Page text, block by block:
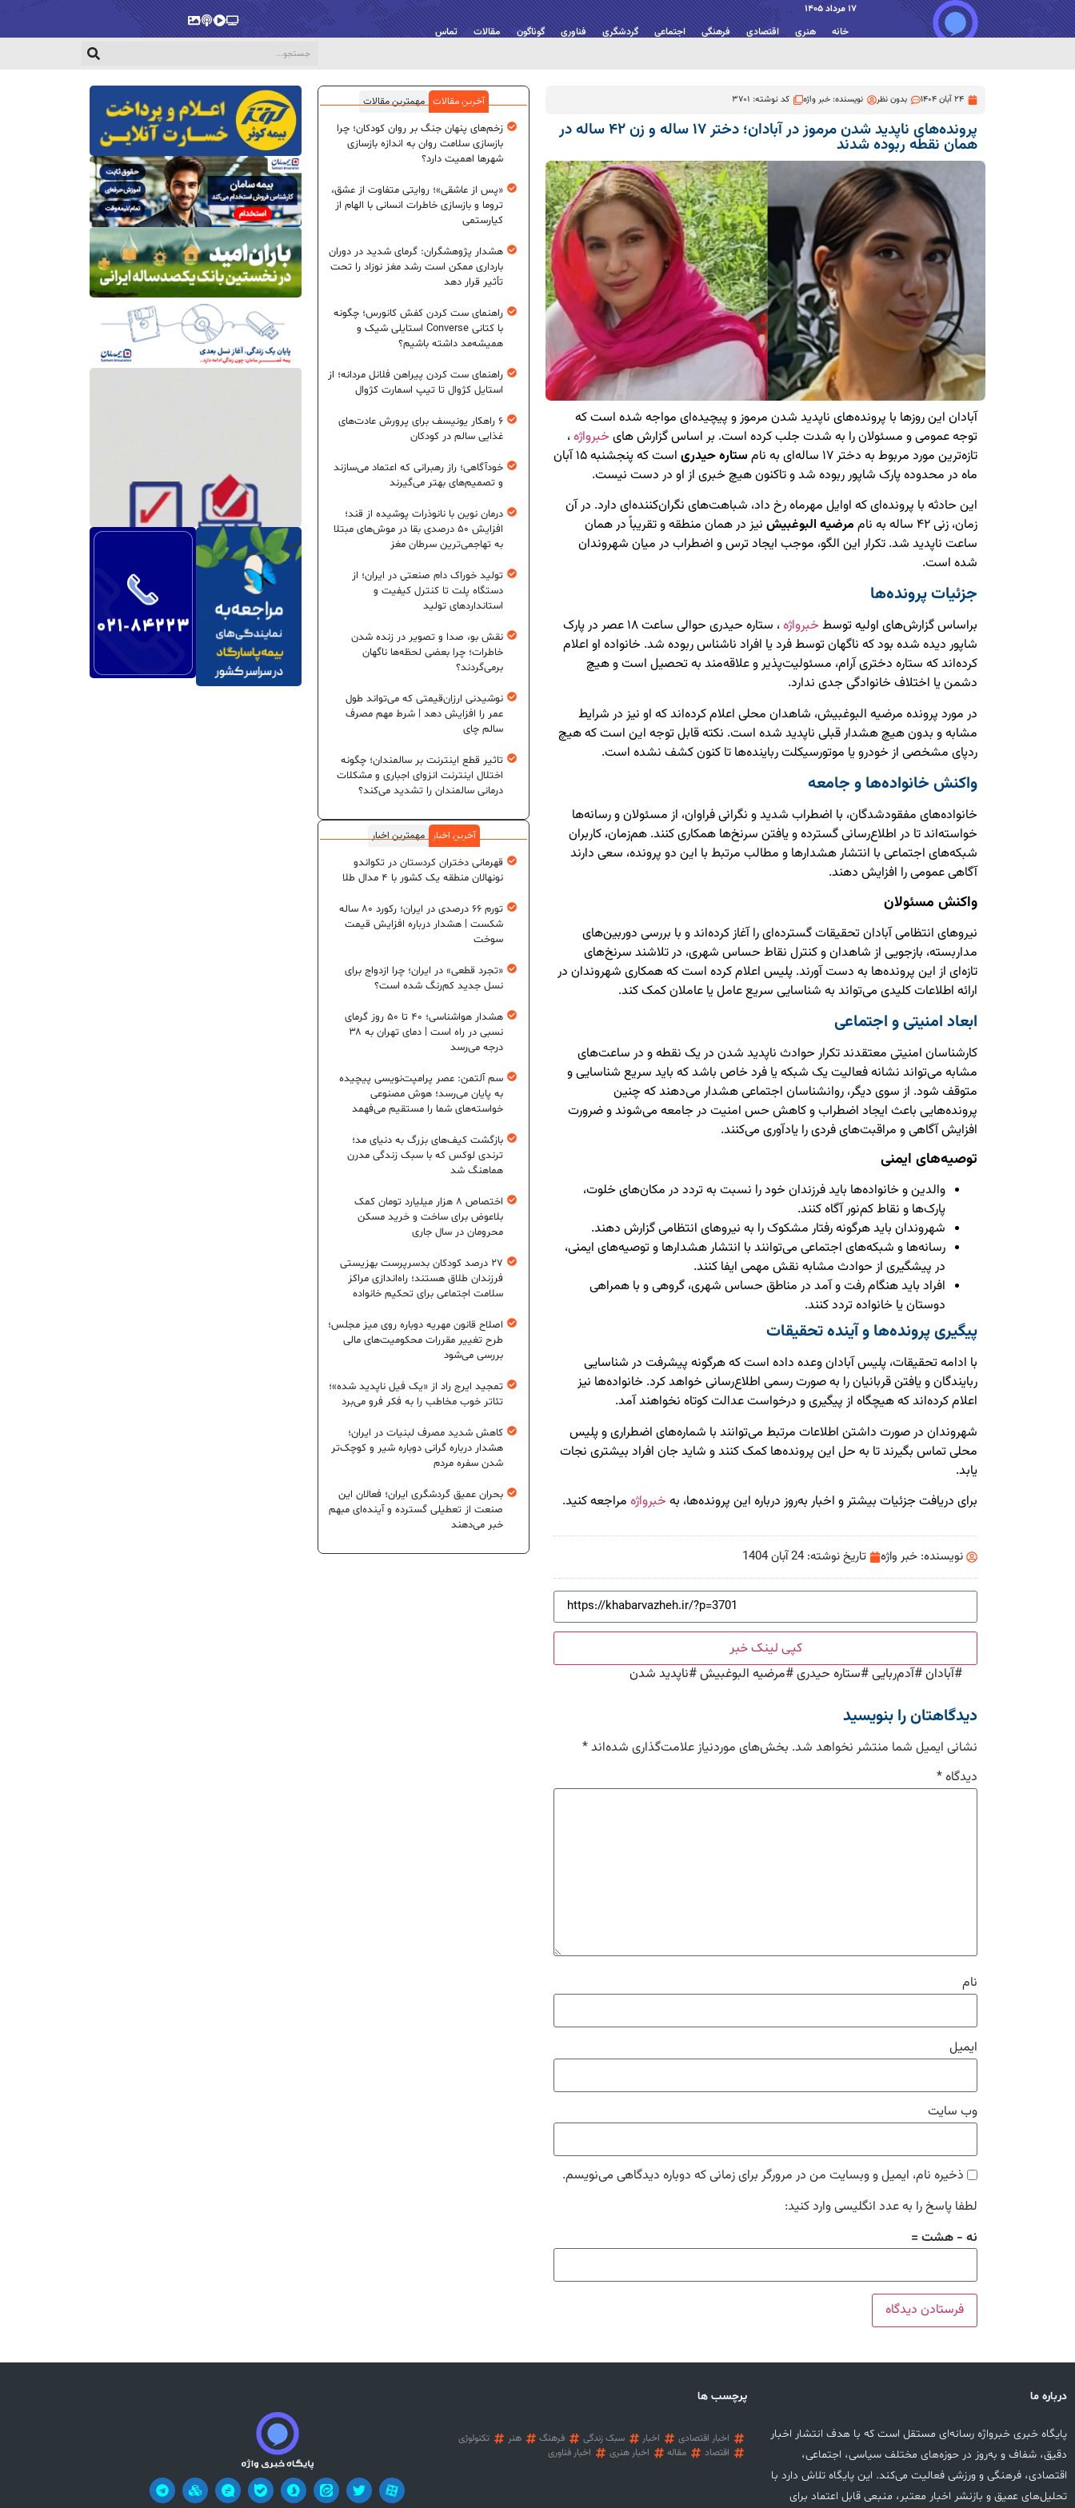
17 مرداد 1405
خانه هنری اقتصادی فرهنگی اجتماعی گردشگری فناوری گوناگون مقالات تماس
پخش‌زندهویدیو
پادکستگالری
24 آبان 1404 بدون نظر نویسنده:خبر واژه کد نوشته: 3701
پرونده‌های ناپدید شدن مرموز در آبادان؛ دختر ۱۷ ساله و زن ۴۲ ساله در
همان نقطه ربوده شدند
آبادان این روزها با پرونده‌های ناپدید شدن مرموز و پیچیده‌ای مواجه شده است که
توجه عمومی و مسئولان را به شدت جلب کرده است. بر اساس گزارش های خبرواژه،
تازه‌ترین مورد مربوط به دختر ۱۷ ساله‌ای به نام
ستاره حیدری
است که پنجشنبه ۱۵ آبان
ماه در محدوده پارک شاپور ربوده شد و تاکنون هیچ خبری از او در دست نیست.
این حادثه با پرونده‌ای که اوایل مهرماه رخ داد، شباهت‌های نگران‌کننده‌ای دارد. در آن
زمان، زنی ۴۲ ساله به نام
مرضیه البوغبیش نیز در همان منطقه و تقریباً در همان
ساعت ناپدید شد. تکرار این الگو، موجب ایجاد ترس و اضطراب در میان شهروندان
شده است.
جزئیات پرونده‌ها
براساس گزارش‌های اولیه توسط خبرواژه
، ستاره حیدری حوالی ساعت ۱۸ عصر در پارک
شاپور دیده شده بود که ناگهان توسط فرد یا افراد ناشناس ربوده شد. خانواده او اعلام
کرده‌اند که ستاره دختری آرام، مسئولیت‌پذیر و علاقه‌مند به تحصیل است و هیچ
دشمن یا اختلاف خانوادگی جدی ندارد.
در مورد پرونده مرضیه البوغبیش، شاهدان محلی اعلام کرده‌اند که او نیز در شرایط
مشابه و بدون هیچ هشدار قبلی ناپدید شده است. نکته قابل توجه این است که هیچ
ردپای مشخصی از خودرو یا موتورسیکلت رباینده‌ها تا کنون کشف نشده است.
واکنش خانواده‌ها و جامعه
خانواده‌های مفقودشدگان، با اضطراب شدید و نگرانی فراوان، از مسئولان و رسانه‌ها
خواسته‌اند تا در اطلاع‌رسانی گسترده و یافتن سرنخ‌ها همکاری کنند. هم‌زمان، کاربران
شبکه‌های اجتماعی با انتشار هشدارها و مطالب مرتبط با این دو پرونده، سعی دارند
آگاهی عمومی را افزایش دهند.
واکنش مسئولان
نیروهای انتظامی آبادان تحقیقات گسترده‌ای را آغاز کرده‌اند و با بررسی دوربین‌های
مداربسته، بازجویی از شاهدان و کنترل نقاط حساس شهری، در تلاشند سرنخ‌های
تازه‌ای از این پرونده‌ها به دست آورند. پلیس اعلام کرده است که همکاری شهروندان در
ارائه اطلاعات کلیدی می‌تواند به شناسایی سریع عامل یا عاملان کمک کند.
ابعاد امنیتی و اجتماعی
کارشناسان امنیتی معتقدند تکرار حوادث ناپدید شدن در یک نقطه و در ساعت‌های
مشابه می‌تواند نشانه فعالیت یک شبکه یا فرد خاص باشد که باید سریع شناسایی و
متوقف شود. از سوی دیگر، روانشناسان اجتماعی هشدار می‌دهند که چنین
پرونده‌هایی باعث ایجاد اضطراب و کاهش حس امنیت در جامعه می‌شوند و ضرورت
افزایش آگاهی و مراقبت‌های فردی را یادآوری می‌کنند.
توصیه‌های ایمنی
والدین و خانواده‌ها باید فرزندان خود را نسبت به تردد در مکان‌های خلوت،
پارک‌ها و نقاط کم‌نور آگاه کنند.
شهروندان باید هرگونه رفتار مشکوک را به نیروهای انتظامی گزارش دهند.
رسانه‌ها و شبکه‌های اجتماعی می‌توانند با انتشار هشدارها و توصیه‌های ایمنی،
در پیشگیری از حوادث مشابه نقش مهمی ایفا کنند.
افراد باید هنگام رفت و آمد در مناطق حساس شهری، گروهی و با همراهی
دوستان یا خانواده تردد کنند.
پیگیری پرونده‌ها و آینده تحقیقات
با ادامه تحقیقات، پلیس آبادان وعده داده است که هرگونه پیشرفت در شناسایی
ربایندگان و یافتن قربانیان را به صورت رسمی اطلاع‌رسانی خواهد کرد. خانواده‌ها نیز
اعلام کرده‌اند که هیچگاه از پیگیری و درخواست عدالت کوتاه نخواهند آمد.
شهروندان در صورت داشتن اطلاعات مرتبط می‌توانند با شماره‌های اضطراری و پلیس
محلی تماس بگیرند تا به حل این پرونده‌ها کمک کنند و شاید جان افراد بیشتری نجات
یابد.
برای دریافت جزئیات بیشتر و اخبار به‌روز درباره این پرونده‌ها، به خبرواژه مراجعه کنید.
نویسنده: خبر واژه تاریخ نوشته: 24 آبان 1404
کپی لینک خبر
#آبادان#آدم‌ربایی#ستاره حیدری#مرضیه البوغبیش#ناپدید شدن
دیدگاهتان را بنویسید
نشانی ایمیل شما منتشر نخواهد شد. بخش‌های موردنیاز علامت‌گذاری شده‌اند*
دیدگاه*
نام
ایمیل
وب‌ سایت
ذخیره نام، ایمیل و وبسایت من در مرورگر برای زمانی که دوباره دیدگاهی می‌نویسم.
لطفا پاسخ را به عدد انگلیسی وارد کنید:
نه − هشت =
آخرین مقالات مهمترین مقالات
زخم‌های پنهان جنگ بر روان کودکان؛ چرا
بازسازی سلامت روان به اندازه بازسازی
شهرها اهمیت دارد؟
«پس از عاشقی»؛ روایتی متفاوت از عشق،
تروما و بازسازی خاطرات انسانی با الهام از
کیارستمی
هشدار پژوهشگران: گرمای شدید در دوران
بارداری ممکن است رشد مغز نوزاد را تحت
تأثیر قرار دهد
راهنمای ست کردن کفش کانورس؛ چگونه
با کتانی Converse استایلی شیک و
همیشه‌مد داشته باشیم؟
راهنمای ست کردن پیراهن فلانل مردانه؛ از
استایل کژوال تا تیپ اسمارت کژوال
۶ راهکار یونیسف برای پرورش عادت‌های
غذایی سالم در کودکان
خودآگاهی؛ راز رهبرانی که اعتماد می‌سازند
و تصمیم‌های بهتر می‌گیرند
درمان نوین با نانوذرات پوشیده از قند؛
افزایش ۵۰ درصدی بقا در موش‌های مبتلا
به تهاجمی‌ترین سرطان مغز
تولید خوراک دام صنعتی در ایران؛ از
دستگاه پلت تا کنترل کیفیت و
استانداردهای تولید
نقش بو، صدا و تصویر در زنده شدن
خاطرات؛ چرا بعضی لحظه‌ها ناگهان
برمی‌گردند؟
نوشیدنی ارزان‌قیمتی که می‌تواند طول
عمر را افزایش دهد | شرط مهم مصرف
سالم چای
تاثیر قطع اینترنت بر سالمندان؛ چگونه
اختلال اینترنت انزوای اجباری و مشکلات
درمانی سالمندان را تشدید می‌کند؟
آخرین اخبار
مهمترین اخبار
قهرمانی دختران کردستان در تکواندو
نونهالان منطقه یک کشور با ۴ مدال طلا
تورم ۶۶ درصدی در ایران؛ رکورد ۸۰ ساله
شکست | هشدار درباره افزایش قیمت
سوخت
«تجرد قطعی» در ایران؛ چرا ازدواج برای
نسل جدید کم‌رنگ شده است؟
هشدار هواشناسی؛ ۴۰ تا ۵۰ روز گرمای
نسبی در راه است | دمای تهران به ۳۸
درجه می‌رسد
سم آلتمن: عصر پرامپت‌نویسی پیچیده
به پایان می‌رسد؛ هوش مصنوعی
خواسته‌های شما را مستقیم می‌فهمد
بازگشت کیف‌های بزرگ به دنیای مد؛
ترندی لوکس که با سبک زندگی مدرن
هماهنگ شد
اختصاص ۸ هزار میلیارد تومان کمک
بلاعوض برای ساخت و خرید مسکن
محرومان در سال جاری
۲۷ درصد کودکان بدسرپرست بهزیستی
فرزندان طلاق هستند؛ راه‌اندازی مراکز
سلامت اجتماعی برای تحکیم خانواده
اصلاح قانون مهریه دوباره روی میز مجلس؛
طرح تغییر مقررات محکومیت‌های مالی
بررسی می‌شود
تمجید ایرج راد از «یک فیل ناپدید شده»؛
تئاتر خوب مخاطب را به فکر فرو می‌برد
کاهش شدید مصرف لبنیات در ایران؛
هشدار درباره گرانی دوباره شیر و کوچک‌تر
شدن سفره مردم
بحران عمیق گردشگری ایران؛ فعالان این
صنعت از تعطیلی گسترده و آینده‌ای مبهم
خبر می‌دهند
درباره ما
پایگاه خبری خبرواژه رسانه‌ای مستقل است که با هدف انتشار اخبار
دقیق، شفاف و به‌روز در حوزه‌های مختلف سیاسی، اجتماعی،
اقتصادی، فرهنگی و ورزشی فعالیت می‌کند. این پایگاه تلاش دارد با
تحلیل‌های عمیق و بازنشر اخبار معتبر، منبعی قابل اعتماد برای
پرچسب ها
اخبار اقتصادی اخبار سبک زندگی فرهنگ هنر
تکنولوژی
اقتصاد
مقاله اخبار هنری اخبار فناوری